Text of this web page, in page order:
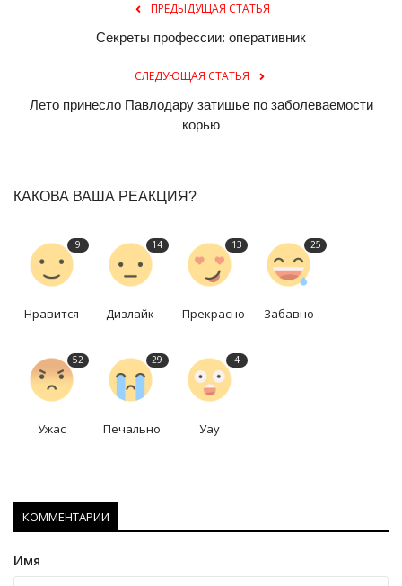
ПРЕДЫДУЩАЯ СТАТЬЯ
Секреты профессии: оперативник
СЛЕДУЮЩАЯ СТАТЬЯ
Лето принесло Павлодару затишье по заболеваемости
корью
КАКОВА ВАША РЕАКЦИЯ?
9
Нравится
14
Дизлайк
13
Прекрасно
25
Забавно
52
Ужас
29
Печально
4
Уау
КОММЕНТАРИИ
Имя